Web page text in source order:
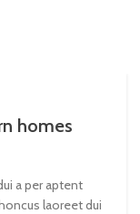
homes
a per aptent
laoreet dui